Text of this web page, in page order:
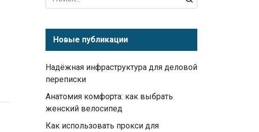
for:
Новые публикации
Надёжная инфраструктура для деловой
переписки
Анатомия комфорта: как выбрать
женский велосипед
Как использовать прокси для